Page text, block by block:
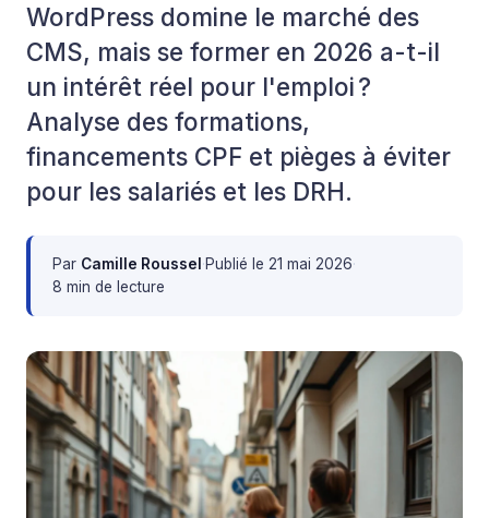
WordPress domine le marché des
CMS, mais se former en 2026 a-t-il
un intérêt réel pour l'emploi ?
Analyse des formations,
financements CPF et pièges à éviter
pour les salariés et les DRH.
Par Camille Roussel·Publié le 21 mai 2026·
8 min de lecture